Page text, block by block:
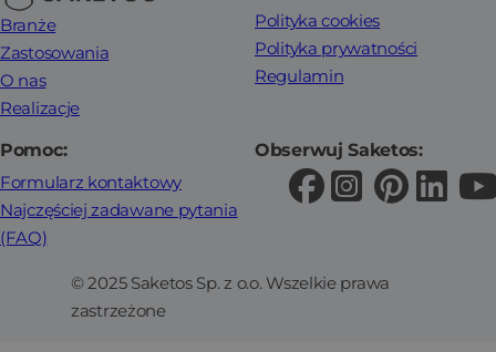
Branże
Zastosowania
O nas
Realizacje
Polityka cookies
Polityka prywatności
Regulamin
Pomoc:
Formularz kontaktowy
Najczęściej zadawane pytania
(FAQ)
Obserwuj Saketos:
© 2025 Saketos Sp. z o.o. Wszelkie prawa
zastrzeżone